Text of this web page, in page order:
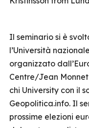
Il seminario si è
l’Università
organizzato
Centre/Jean
chi University con il
Geopolitica.info. Il
prossime elezioni